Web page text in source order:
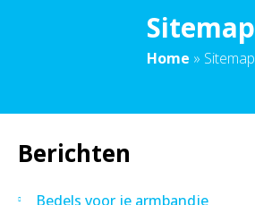
Sitemap
Home » Sitemap
Berichten
Bedels voor je armbandje